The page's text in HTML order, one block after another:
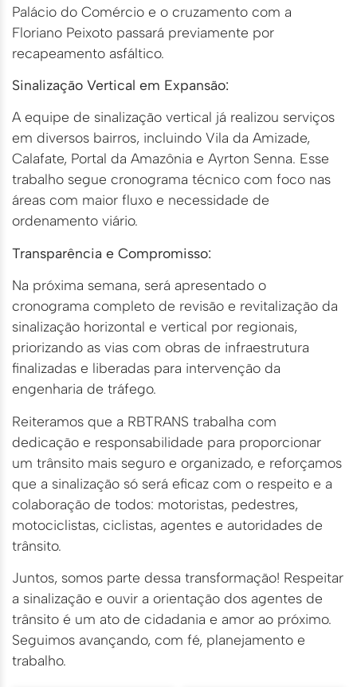
Palácio do Comércio e o cruzamento com a
Floriano Peixoto passará previamente por
recapeamento asfáltico.
Sinalização Vertical em Expansão:
A equipe de sinalização vertical já realizou serviços
em diversos bairros, incluindo Vila da Amizade,
Calafate, Portal da Amazônia e Ayrton Senna. Esse
trabalho segue cronograma técnico com foco nas
áreas com maior fluxo e necessidade de
ordenamento viário.
Transparência e Compromisso:
Na próxima semana, será apresentado o
cronograma completo de revisão e revitalização da
sinalização horizontal e vertical por regionais,
priorizando as vias com obras de infraestrutura
finalizadas e liberadas para intervenção da
engenharia de tráfego.
Reiteramos que a RBTRANS trabalha com
dedicação e responsabilidade para proporcionar
um trânsito mais seguro e organizado, e reforçamos
que a sinalização só será eficaz com o respeito e a
colaboração de todos: motoristas, pedestres,
motociclistas, ciclistas, agentes e autoridades de
trânsito.
Juntos, somos parte dessa transformação! Respeitar
a sinalização e ouvir a orientação dos agentes de
trânsito é um ato de cidadania e amor ao próximo.
Seguimos avançando, com fé, planejamento e
trabalho.